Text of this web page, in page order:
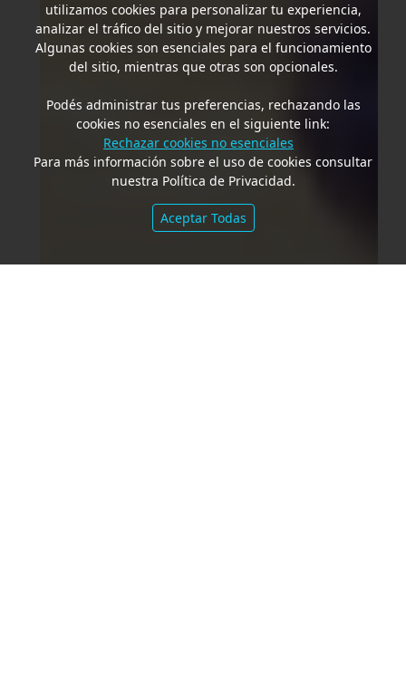
utilizamos cookies para personalizar tu experiencia,
analizar el tráfico del sitio y mejorar nuestros servicios.
Algunas cookies son esenciales para el funcionamiento
del sitio, mientras que otras son opcionales.
Podés administrar tus preferencias, rechazando las
cookies no esenciales en el siguiente link:
Rechazar cookies no esenciales
Para más información sobre el uso de cookies consultar
nuestra Política de Privacidad.
Aceptar Todas